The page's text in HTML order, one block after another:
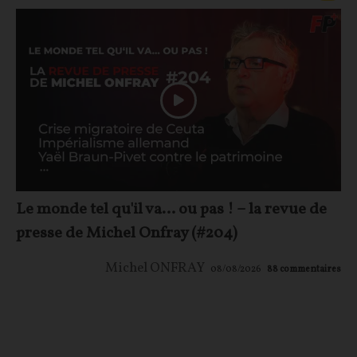
Le monde tel qu'il va… ou pas ! – la revue de
presse de Michel Onfray (#204)
Michel ONFRAY 08/08/2026 88 commentaires